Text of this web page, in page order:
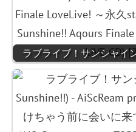
ラブライブ！サンシャイ